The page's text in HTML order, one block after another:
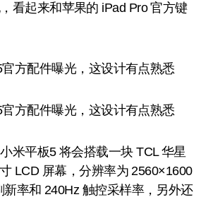
看起来和苹果的 iPad Pro 官方键
米平板5 将会搭载一块 TCL 华星
LCD 屏幕，分辨率为 2560×1600
新率和 240Hz 触控采样率，另外还